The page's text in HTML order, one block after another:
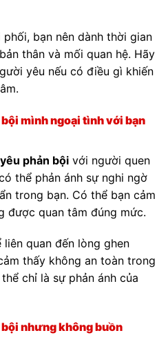
bạn nên dành thời gian
thân và mối quan hệ. Hãy
yêu nếu có điều gì khiến
mình ngoại tình với bạn
phản bội với người quen
thể phản ánh sự nghi ngờ
trong bạn. Có thể bạn cảm
được quan tâm đúng mức.
quan đến lòng ghen
thấy không an toàn trong
chỉ là sự phản ánh của
nhưng không buồn